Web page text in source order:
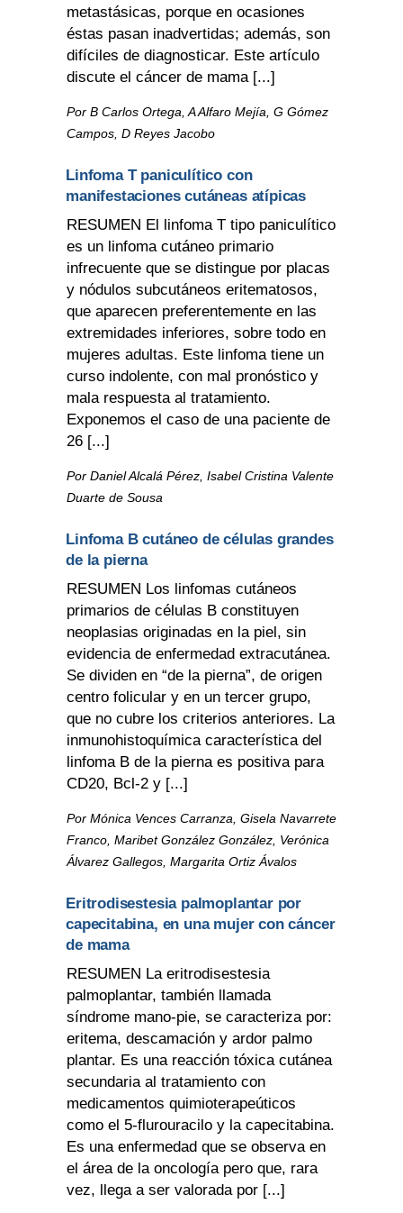
metastásicas, porque en ocasiones
éstas pasan inadvertidas; además, son
difíciles de diagnosticar. Este artículo
discute el cáncer de mama [...]
Por B Carlos Ortega, A Alfaro Mejía, G Gómez
Campos, D Reyes Jacobo
Linfoma T paniculítico con
manifestaciones cutáneas atípicas
RESUMEN El linfoma T tipo paniculítico
es un linfoma cutáneo primario
infrecuente que se distingue por placas
y nódulos subcutáneos eritematosos,
que aparecen preferentemente en las
extremidades inferiores, sobre todo en
mujeres adultas. Este linfoma tiene un
curso indolente, con mal pronóstico y
mala respuesta al tratamiento.
Exponemos el caso de una paciente de
26 [...]
Por Daniel Alcalá Pérez, Isabel Cristina Valente
Duarte de Sousa
Linfoma B cutáneo de células grandes
de la pierna
RESUMEN Los linfomas cutáneos
primarios de células B constituyen
neoplasias originadas en la piel, sin
evidencia de enfermedad extracutánea.
Se dividen en “de la pierna”, de origen
centro folicular y en un tercer grupo,
que no cubre los criterios anteriores. La
inmunohistoquímica característica del
linfoma B de la pierna es positiva para
CD20, Bcl-2 y [...]
Por Mónica Vences Carranza, Gisela Navarrete
Franco, Maribet González González, Verónica
Álvarez Gallegos, Margarita Ortiz Ávalos
Eritrodisestesia palmoplantar por
capecitabina, en una mujer con cáncer
de mama
RESUMEN La eritrodisestesia
palmoplantar, también llamada
síndrome mano-pie, se caracteriza por:
eritema, descamación y ardor palmo
plantar. Es una reacción tóxica cutánea
secundaria al tratamiento con
medicamentos quimioterapeúticos
como el 5-flurouracilo y la capecitabina.
Es una enfermedad que se observa en
el área de la oncología pero que, rara
vez, llega a ser valorada por [...]